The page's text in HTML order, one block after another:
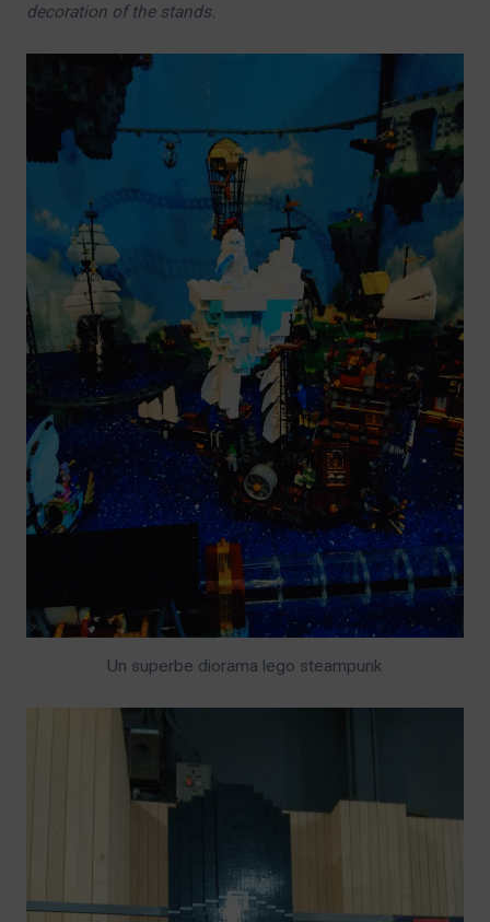
decoration of the stands.
Un superbe diorama lego steampunk